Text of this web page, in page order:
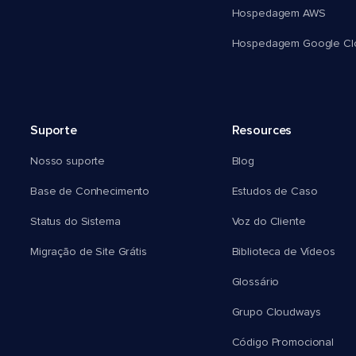
Hospedagem AWS
Hospedagem Google
Suporte
Nosso suporte
Base de Conhecimento
Status do Sistema
Migração de Site Grátis
Resources
Blog
Estudos de Caso
Voz do Cliente
Biblioteca de Vídeos
Glossário
Grupo Cloudways
Código Promocional